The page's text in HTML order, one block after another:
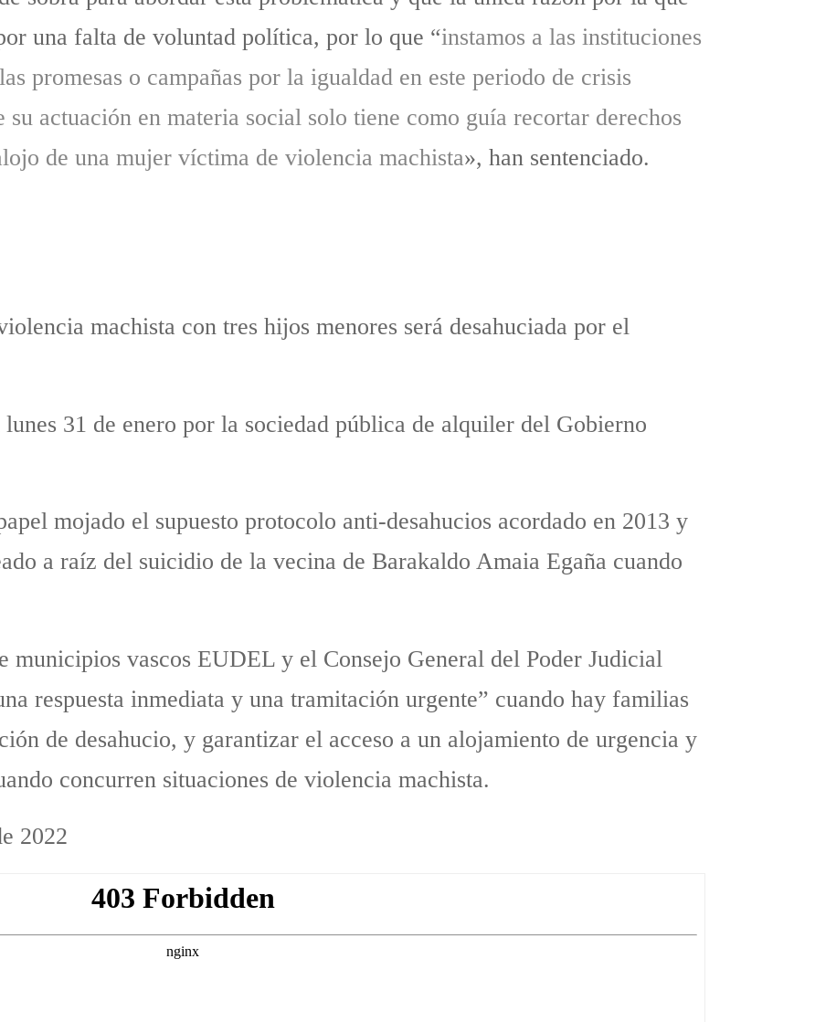
una falta de voluntad política, por lo que “instamos a las instituciones
promesas o campañas por la igualdad en este periodo de crisis
actuación en materia social solo tiene como guía recortar derechos
de una mujer víctima de violencia machista», han sentenciado.
machista con tres hijos menores será desahuciada por el
31 de enero por la sociedad pública de alquiler del Gobierno
mojado el supuesto protocolo anti-desahucios acordado en 2013 y
a raíz del suicidio de la vecina de Barakaldo Amaia Egaña cuando
municipios vascos EUDEL y el Consejo General del Poder Judicial
respuesta inmediata y una tramitación urgente” cuando hay familias
de desahucio, y garantizar el acceso a un alojamiento de urgencia y
concurren situaciones de violencia machista.
2022